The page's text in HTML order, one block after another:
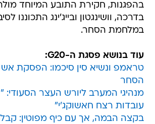
בהפגנות, חקירת התובע המיוחד
בדרכה, וושינגטון ובייג'ינג התכוננו
במלחמת הסחר.
עוד בנושא פסגת ה-G20:
טראמפ ונשיא סין סיכמו: הפסקת
הסחר
מנהיגי המערב ליורש העצר
עובדות רצח חאשוקג'י"
בקצה הבמה, אך עם כיף מפוטין: